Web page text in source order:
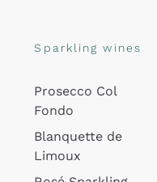
Sparkling wines
Prosecco Col
Fondo
Blanquette de
Limoux